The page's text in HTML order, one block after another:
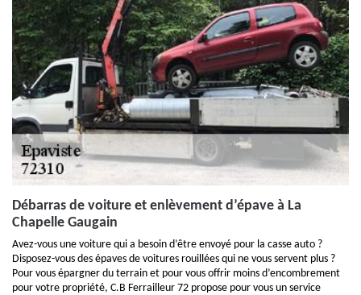
Débarras de voiture et enlèvement d’épave à La
Chapelle Gaugain
Avez-vous une voiture qui a besoin d’être envoyé pour la casse auto ?
Disposez-vous des épaves de voitures rouillées qui ne vous servent plus ?
Pour vous épargner du terrain et pour vous offrir moins d’encombrement
pour votre propriété, C.B Ferrailleur 72 propose pour vous un service